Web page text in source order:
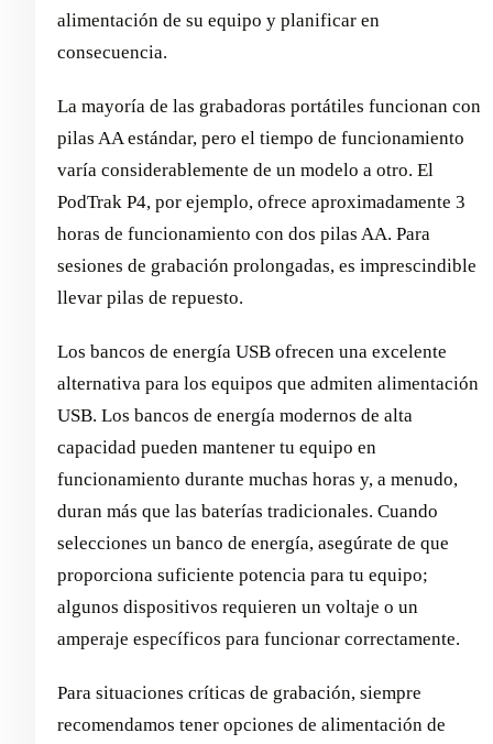
alimentación de su equipo y planificar en
consecuencia.
La mayoría de las grabadoras portátiles funcionan con
pilas AA estándar, pero el tiempo de funcionamiento
varía considerablemente de un modelo a otro. El
PodTrak P4, por ejemplo, ofrece aproximadamente 3
horas de funcionamiento con dos pilas AA. Para
sesiones de grabación prolongadas, es imprescindible
llevar pilas de repuesto.
Los bancos de energía USB ofrecen una excelente
alternativa para los equipos que admiten alimentación
USB. Los bancos de energía modernos de alta
capacidad pueden mantener tu equipo en
funcionamiento durante muchas horas y, a menudo,
duran más que las baterías tradicionales. Cuando
selecciones un banco de energía, asegúrate de que
proporciona suficiente potencia para tu equipo;
algunos dispositivos requieren un voltaje o un
amperaje específicos para funcionar correctamente.
Para situaciones críticas de grabación, siempre
recomendamos tener opciones de alimentación de